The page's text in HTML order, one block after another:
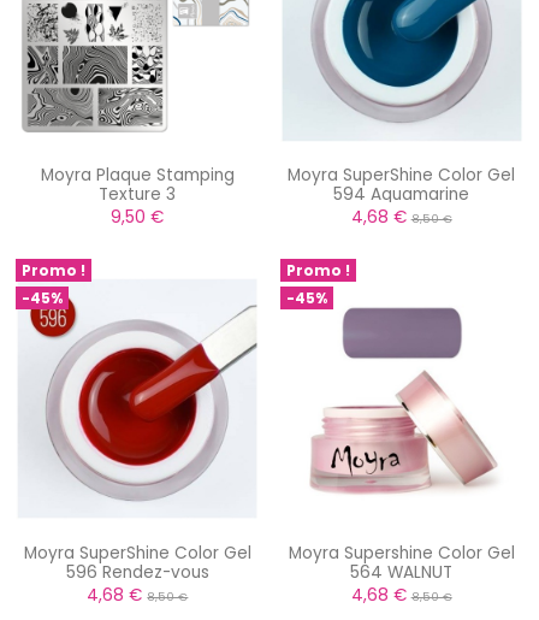
Moyra Plaque Stamping
Texture 3
9,50 €
Moyra SuperShine Color Gel
594 Aquamarine
4,68 €8,50 €
Promo !
-45%
Moyra SuperShine Color Gel
596 Rendez-vous
4,68 €8,50 €
Promo !
-45%
Moyra Supershine Color Gel
564 WALNUT
4,68 €8,50 €